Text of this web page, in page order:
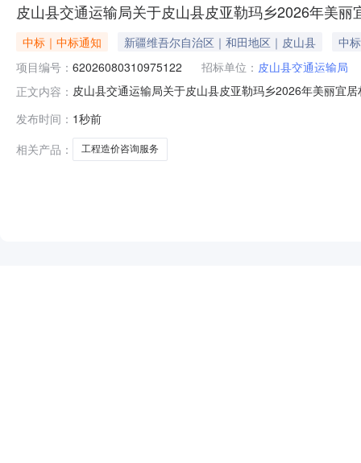
皮山县交通运输局关于皮山县皮亚勒玛乡2026年美
中标｜中标通知 新疆维吾尔自治区｜和田地区｜皮山县
中
项目编号： 62026080310975122 招标单位： 皮山县交通运输局
正文内容： 皮山县交通运输局关于皮山县皮亚勒玛乡2026年美丽宜
人：阿卜杜热依木项目联系电话：13094093339项目所
发布时间： 1秒前
相关产品：
工程造价咨询服务